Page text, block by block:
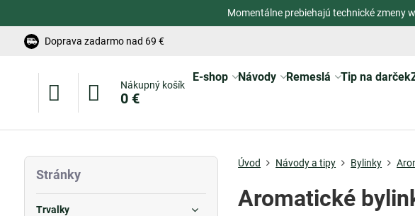
Momentálne prebiehajú technické zmeny
Doprava zadarmo nad 69 €
Nákupný košík
0 €
E-shop Návody Remeslá Tip na darček
Úvod Návody a tipy Bylinky
Aromatické
Stránky
Trvalky